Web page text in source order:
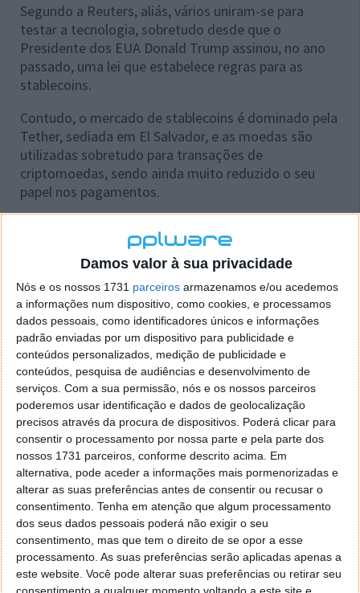
Damos valor à sua privacidade
Nós e os nossos 1731 parceiros armazenamos e/ou acedemos
a informações num dispositivo, como cookies, e processamos
dados pessoais, como identificadores únicos e informações
padrão enviadas por um dispositivo para publicidade e
conteúdos personalizados, medição de publicidade e
conteúdos, pesquisa de audiências e desenvolvimento de
serviços. Com a sua permissão, nós e os nossos parceiros
poderemos usar identificação e dados de geolocalização
precisos através da procura de dispositivos. Poderá clicar para
consentir o processamento por nossa parte e pela parte dos
nossos 1731 parceiros, conforme descrito acima. Em
alternativa, pode aceder a informações mais pormenorizadas e
alterar as suas preferências antes de consentir ou recusar o
consentimento. Tenha em atenção que algum processamento
dos seus dados pessoais poderá não exigir o seu
consentimento, mas que tem o direito de se opor a esse
processamento. As suas preferências serão aplicadas apenas a
este website. Você pode alterar suas preferências ou retirar seu
consentimento a qualquer momento voltando a este site e
Segundo a Reuters, aliás, vários uniram-se para
testar a tecnologia, sobretudo desde que o
Presidente dos EUA Donald Trump assinou, no ano
passado, uma lei que estabelece regras para as
stablecoins.
Contudo, o mercado de stablecoins é dominado pela
Tether, sediada em El Salvador, e as moedas são
utilizadas sobretudo para transações de
criptomoedas, sendo ainda muito reduzido o seu
papel nos pagamentos.
análise que dá conta de que dois terços dos bancos
europeus inquiridos pelo RBC Capital Markets
afirmaram que a procura por stablecoins continua
limitada.
A corroborá-lo está esta discrepância: a Tether
afirma ter mais de 185 mil milhões de dólares dos
seus tokens indexados ao dólar em circulação. Por
sua vez, a Société Générale refere que a sua
stablecoin indexada ao euro, lançada em 2023, tem
apenas 107 milhões de euros (126 milhões de
dólares) em circulação.